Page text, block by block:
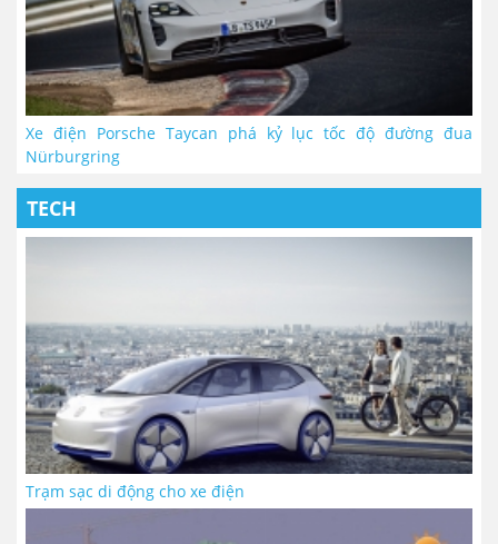
Xe điện Porsche Taycan phá kỷ lục tốc độ đường đua
Nürburgring
TECH
Trạm sạc di động cho xe điện